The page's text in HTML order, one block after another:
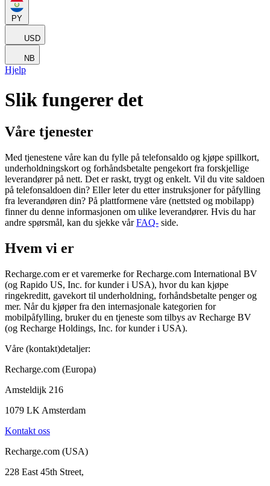
PY
USD
NB
Hjelp
Slik fungerer det
Våre tjenester
Med tjenestene våre kan du fylle på telefonsaldo og kjøpe spillkort,
underholdningskort og forhåndsbetalte pengekort fra forskjellige
leverandører på nett. Det er raskt, trygt og enkelt. Vil du vite saldoen
på telefonsaldoen din? Eller leter du etter instruksjoner for påfylling
fra leverandøren din? På plattformene våre (nettsted og mobilapp)
finner du denne informasjonen om ulike leverandører. Hvis du har
andre spørsmål, kan du sjekke vårFAQ- side.
Hvem vi er
Recharge.com er et varemerke for Recharge.com International BV
(og Rapido US, Inc. for kunder i USA), hvor du kan kjøpe
ringekreditt, gavekort til underholdning, forhåndsbetalte penger og
mer. Når du kjøper fra den internasjonale kategorien for
mobilpåfylling, bruker du en tjeneste som tilbys av Recharge BV
(og Recharge Holdings, Inc. for kunder i USA).
Våre (kontakt)detaljer:
Recharge.com (Europa)
Amsteldijk 216
1079 LK Amsterdam
Kontakt oss
Recharge.com (USA)
228 East 45th Street,